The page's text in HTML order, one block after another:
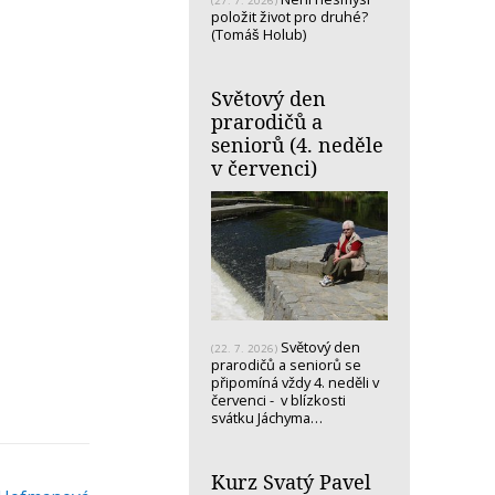
položit život pro druhé?
(Tomáš Holub)
Světový den
prarodičů a
seniorů (4. neděle
v červenci)
(22. 7. 2026) Světový den
prarodičů a seniorů se
připomíná vždy 4. neděli v
červenci - v blízkosti
svátku Jáchyma…
Kurz Svatý Pavel